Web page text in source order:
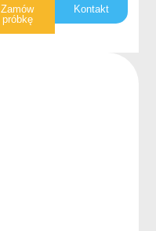
Zamów
próbkę
Kontakt